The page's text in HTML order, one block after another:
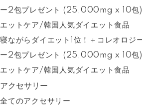
ー2包プレゼント (25,000mg x 10包)
エットケア/韓国人気ダイエット食品
寝ながらダイエット1位！＋コレオロジ
ー2包プレゼント (25,000mg x 10包)
エットケア/韓国人気ダイエット食品
アクセサリー
全てのアクセサリー